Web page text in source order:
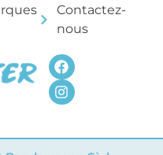
Contactez-
nous